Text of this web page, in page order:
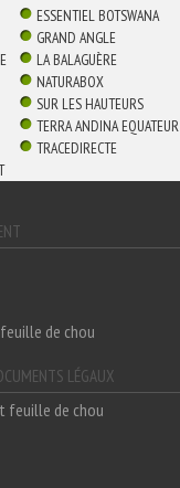
ESSENTIEL BOTSWANA
GRAND ANGLE
LA BALAGUÈRE
NATURABOX
SUR LES HAUTEURS
TERRA ANDINA EQUATEUR
TRACEDIRECTE
de chou
LÉGAUX
feuille de chou